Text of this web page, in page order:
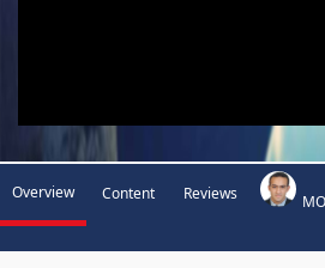
Overview Content Reviews